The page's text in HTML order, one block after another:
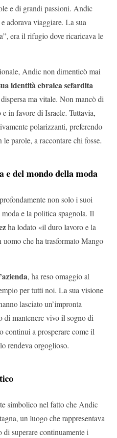
e di grandi passioni. Andic
adorava viaggiare. La sua
era il rifugio dove ricaricava le
Andic non dimenticò mai
identità ebraica sefardita
ma vitale. Non mancò di
in favore di Israele. Tuttavia,
polarizzanti, preferendo
parole, a raccontare chi fosse.
e del mondo della moda
non solo i suoi
e la politica spagnola. Il
ha lodato «il duro lavoro e la
che ha trasformato Mango
, ha reso omaggio al
per tutti noi. La sua visione
lasciato un’impronta
di mantenere vivo il sogno di
continui a prosperare come il
rendeva orgoglioso.
simbolico nel fatto che Andic
un luogo che rappresentava
superare continuamente i